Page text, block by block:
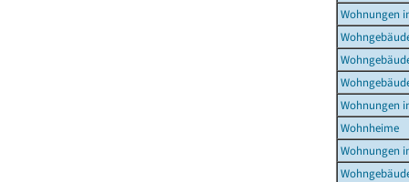
Wohnungen
Wohnungen
Wohnheime
Wohnungen